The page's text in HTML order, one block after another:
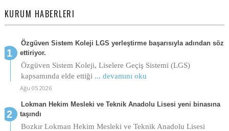
KURUM HABERLERI
Özgüven Sistem Koleji LGS yerleştirme başarısıyla adından söz
ettiriyor.
Özgüven Sistem Koleji, Liselere Geçiş Sistemi (LGS)
kapsamında elde ettiği ... devamını oku
Ağu 05 2026
Lokman Hekim Mesleki ve Teknik Anadolu Lisesi yeni binasına
taşındı
Bozkır Lokman Hekim Mesleki ve Teknik Anadolu Lisesi